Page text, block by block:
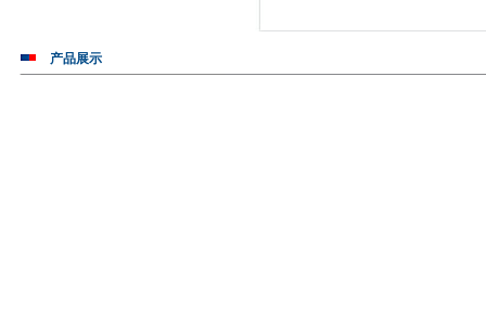
产品展示